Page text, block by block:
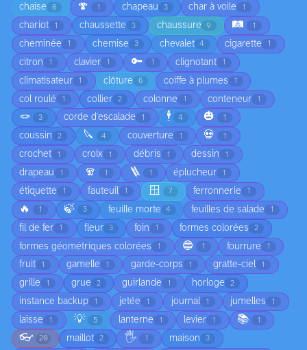
chaise 6 🍄 1 chapeau 3 char à voile 1
chariot 1 chaussette 3 chaussure 9 🛤️ 1
cheminée 1 chemise 3 chevalet 4 cigarette 1
citron 1 clavier 1 🔑 1 clignotant 1
climatisateur 1 clôture 6 coiffe à plumes 1
col roulé 1 collier 2 colonne 1 conteneur 1
🪢 3 corde d'escalade 1 🕴️ 4 🎃 1
coussin 2 🔪 4 couverture 1 💀 1
crochet 1 croix 1 débris 1 dessin 1
drapeau 1 🧣 1 🪜 1 éplucheur 1
étiquette 1 fauteuil 1 🪟 7 ferronnerie 1
🔥 1 🍃 3 feuille morte 4 feuilles de salade 1
fil de fer 1 fleur 3 foin 1 formes colorées 2
formes géométriques colorées 1 🔵 1 fourrure 1
fruit 1 gamelle 1 garde-corps 1 gratte-ciel 1
grille 1 grue 2 guirlande 1 horloge 2
instance backup 1 jetée 1 journal 1 jumelles 1
laisse 1 💡 5 lanterne 1 levier 1 📚 1
👓 20 maillot 2 🖐️ 1 maison 3